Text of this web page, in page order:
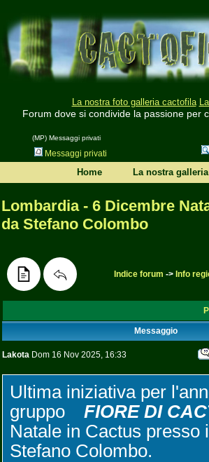
La nostra foto galleria cactofila
Forum dove si condivide la passione per
(MP) Messaggi privati
Messaggi privati
Home La nostra galleria
Lombardia - 6 Dicembre
da Stefano Colombo
Indice forum -> Info
Messaggio
Lakota Dom 16 Nov 2025, 16:33
Ultima iniziativa per
gruppo
FIORE DI
Natale in Cactus presso
Stefano Colombo.